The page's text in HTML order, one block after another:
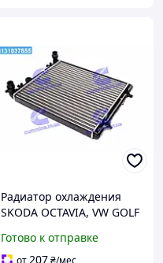
Радиатор охлаждения
SKODA OCTAVIA, VW GOLF
TP.1510641011
Готово к отправке
от207₴/мес